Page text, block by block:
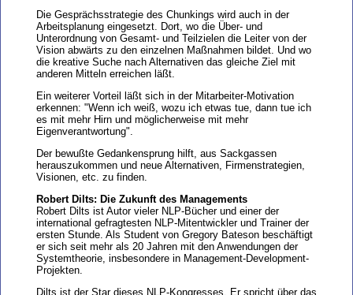
Die Gesprächsstrategie des Chunkings wird auch in der
Arbeitsplanung eingesetzt. Dort, wo die Über- und
Unterordnung von Gesamt- und Teilzielen die Leiter von der
Vision abwärts zu den einzelnen Maßnahmen bildet. Und wo
die kreative Suche nach Alternativen das gleiche Ziel mit
anderen Mitteln erreichen läßt.
Ein weiterer Vorteil läßt sich in der Mitarbeiter-Motivation
erkennen: "Wenn ich weiß, wozu ich etwas tue, dann tue ich
es mit mehr Hirn und möglicherweise mit mehr
Eigenverantwortung".
Der bewußte Gedankensprung hilft, aus Sackgassen
herauszukommen und neue Alternativen, Firmenstrategien,
Visionen, etc. zu finden.
Robert Dilts: Die Zukunft des Managements
Robert Dilts ist Autor vieler NLP-Bücher und einer der
international gefragtesten NLP-Mitentwickler und Trainer der
ersten Stunde. Als Student von Gregory Bateson beschäftigt
er sich seit mehr als 20 Jahren mit den Anwendungen der
Systemtheorie, insbesondere in Management-Development-
Projekten.
Dilts ist der Star dieses NLP-Kongresses. Er spricht über das